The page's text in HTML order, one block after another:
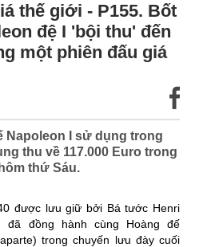
thế giới - P155. Bốt
đệ I 'bội thu' đến
một phiên đấu giá
I sử dụng trong
thu về 117.000 Euro trong
thứ Sáu.
được lưu giữ bởi Bá tước Henri
đã đồng hành cùng Hoàng đế
trong chuyến lưu đày cuối